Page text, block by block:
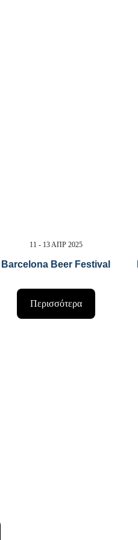
11 - 13 ΑΠΡ 2025
Περισσότερα
Barcelona Beer Festival